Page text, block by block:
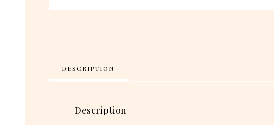
DESCRIPTION
Description